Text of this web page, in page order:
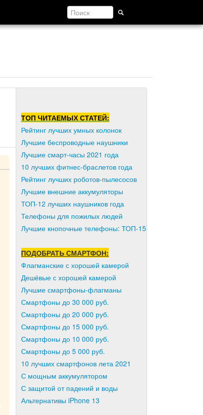
ТОП ЧИТАЕМЫХ СТАТЕЙ:
Рейтинг лучших умных колонок
Лучшие беспроводные наушники
Лучшие смарт-часы 2021 года
10 лучших фитнес-браслетов года
Рейтинг лучших роботов-пылесосов
Лучшие внешние аккумуляторы
ТОП-12 лучших наушников года
Телефоны для пожилых людей
Лучшие кнопочные телефоны: ТОП-15
ПОДОБРАТЬ СМАРТФОН:
Флагманские с хорошей камерой
Дешёвые с хорошей камерой
Лучшие смартфоны-флагманы
Смартфоны до 30 000 руб.
Смартфоны до 20 000 руб.
Смартфоны до 15 000 руб.
Смартфоны до 10 000 руб.
Смартфоны до 5 000 руб.
10 лучших смартфонов лета 2021
С мощным аккумулятором
С защитой от падений и воды
Альтернативы iPhone 13